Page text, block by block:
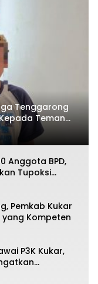
Tenggarong
Teman
Anggota BPD,
Tupoksi
Pemkab Kukar
Kompeten
P3K Kukar,